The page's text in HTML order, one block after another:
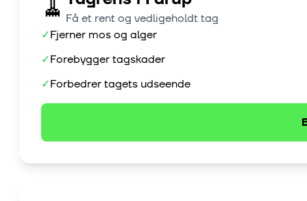
🧹 Få et rent og vedligeholdt tag
✓Fjerner mos og alger
✓Forebygger tagskader
✓Forbedrer tagets udseende